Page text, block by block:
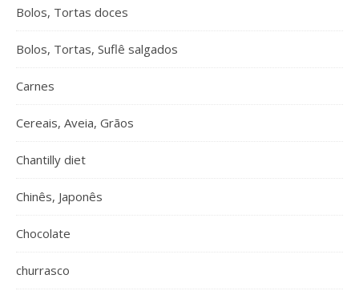
Bolos, Tortas doces
Bolos, Tortas, Suflê salgados
Carnes
Cereais, Aveia, Grãos
Chantilly diet
Chinês, Japonês
Chocolate
churrasco